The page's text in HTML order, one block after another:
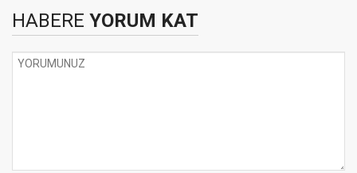
HABERE YORUM KAT